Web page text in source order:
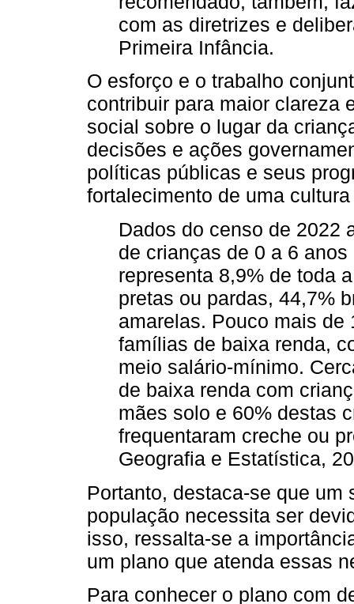
com as diretrizes e
Primeira Infância.
O esforço e o trabalho
contribuir para maior clareza
social sobre o lugar da
decisões e ações
políticas públicas e seus
fortalecimento de uma
Dados do censo de 2022
de crianças de 0 a 6
representa 8,9% de toda
pretas ou pardas, 44,7%
amarelas. Pouco mais de
famílias de baixa renda,
meio salário-mínimo.
de baixa renda com
mães solo e 60% destas
frequentaram creche ou
Geografia e Estatística,
Portanto, destaca-se que
população necessita ser
isso, ressalta-se a
um plano que atenda essas
Para conhecer o plano com